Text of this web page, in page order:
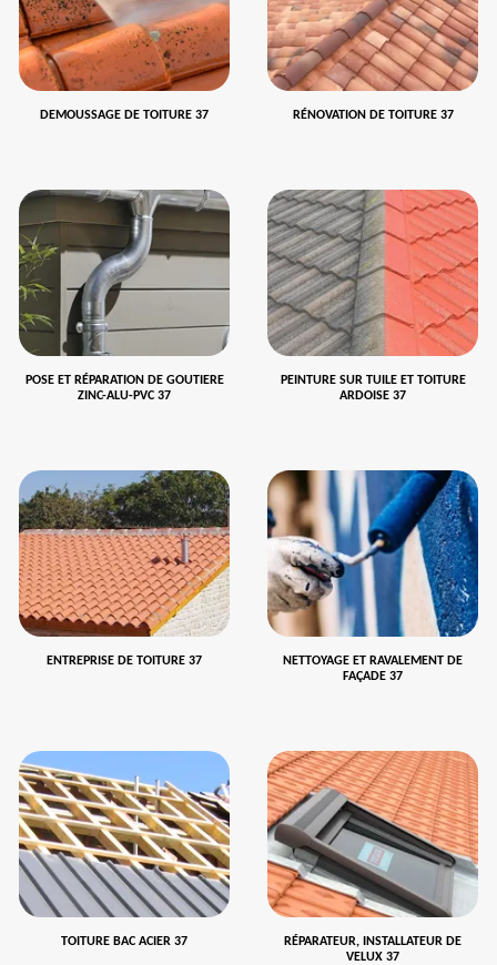
DEMOUSSAGE DE TOITURE 37 RÉNOVATION DE TOITURE 37
POSE ET RÉPARATION DE GOUTIERE
ZINC-ALU-PVC 37
PEINTURE SUR TUILE ET TOITURE
ARDOISE 37
ENTREPRISE DE TOITURE 37
NETTOYAGE ET RAVALEMENT DE
FAÇADE 37
TOITURE BAC ACIER 37
RÉPARATEUR, INSTALLATEUR DE
VELUX 37